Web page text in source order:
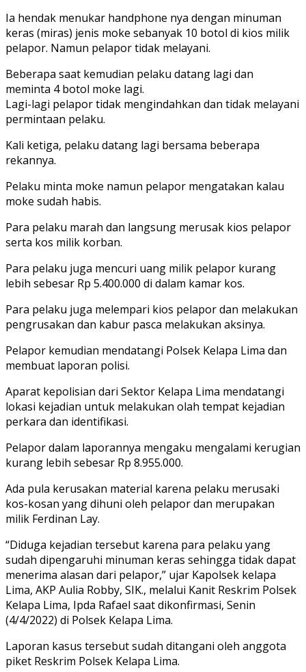
Ia hendak menukar handphone nya dengan minuman
keras (miras) jenis moke sebanyak 10 botol di kios milik
pelapor. Namun pelapor tidak melayani.
Beberapa saat kemudian pelaku datang lagi dan
meminta 4 botol moke lagi.
Lagi-lagi pelapor tidak mengindahkan dan tidak melayani
permintaan pelaku.
Kali ketiga, pelaku datang lagi bersama beberapa
rekannya.
Pelaku minta moke namun pelapor mengatakan kalau
moke sudah habis.
Para pelaku marah dan langsung merusak kios pelapor
serta kos milik korban.
Para pelaku juga mencuri uang milik pelapor kurang
lebih sebesar Rp 5.400.000 di dalam kamar kos.
Para pelaku juga melempari kios pelapor dan melakukan
pengrusakan dan kabur pasca melakukan aksinya.
Pelapor kemudian mendatangi Polsek Kelapa Lima dan
membuat laporan polisi.
Aparat kepolisian dari Sektor Kelapa Lima mendatangi
lokasi kejadian untuk melakukan olah tempat kejadian
perkara dan identifikasi.
Pelapor dalam laporannya mengaku mengalami kerugian
kurang lebih sebesar Rp 8.955.000.
Ada pula kerusakan material karena pelaku merusaki
kos-kosan yang dihuni oleh pelapor dan merupakan
milik Ferdinan Lay.
“Diduga kejadian tersebut karena para pelaku yang
sudah dipengaruhi minuman keras sehingga tidak dapat
menerima alasan dari pelapor,” ujar Kapolsek kelapa
Lima, AKP Aulia Robby, SIK., melalui Kanit Reskrim Polsek
Kelapa Lima, Ipda Rafael saat dikonfirmasi, Senin
(4/4/2022) di Polsek Kelapa Lima.
Laporan kasus tersebut sudah ditangani oleh anggota
piket Reskrim Polsek Kelapa Lima.